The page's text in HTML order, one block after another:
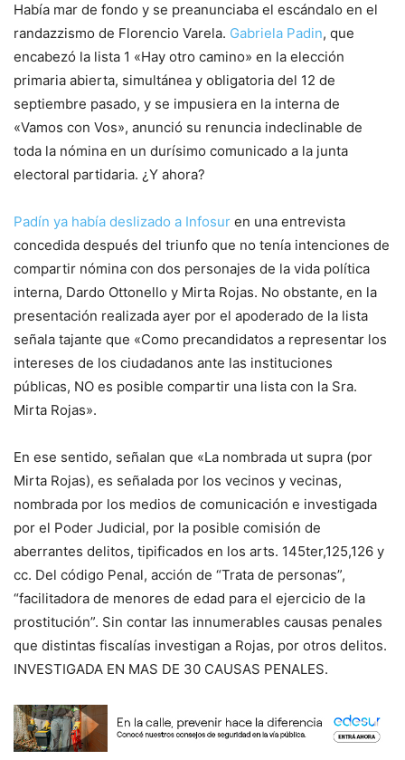
Había mar de fondo y se preanunciaba el escándalo en el
randazzismo de Florencio Varela. Gabriela Padin, que
encabezó la lista 1 «Hay otro camino» en la elección
primaria abierta, simultánea y obligatoria del 12 de
septiembre pasado, y se impusiera en la interna de
«Vamos con Vos», anunció su renuncia indeclinable de
toda la nómina en un durísimo comunicado a la junta
electoral partidaria. ¿Y ahora?
Padín ya había deslizado a Infosur en una entrevista
concedida después del triunfo que no tenía intenciones de
compartir nómina con dos personajes de la vida política
interna, Dardo Ottonello y Mirta Rojas. No obstante, en la
presentación realizada ayer por el apoderado de la lista
señala tajante que «Como precandidatos a representar los
intereses de los ciudadanos ante las instituciones
públicas, NO es posible compartir una lista con la Sra.
Mirta Rojas».
En ese sentido, señalan que «La nombrada ut supra (por
Mirta Rojas), es señalada por los vecinos y vecinas,
nombrada por los medios de comunicación e investigada
por el Poder Judicial, por la posible comisión de
aberrantes delitos, tipificados en los arts. 145ter,125,126 y
cc. Del código Penal, acción de “Trata de personas”,
“facilitadora de menores de edad para el ejercicio de la
prostitución”. Sin contar las innumerables causas penales
que distintas fiscalías investigan a Rojas, por otros delitos.
INVESTIGADA EN MAS DE 30 CAUSAS PENALES.